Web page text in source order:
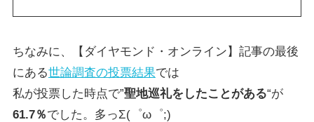
ちなみに、【ダイヤモンド・オンライン】記事の最後
にある世論調査の投票結果では
私が投票した時点で”聖地巡礼をしたことがある“が
61.7％でした。多っΣ(゜ω゜;)